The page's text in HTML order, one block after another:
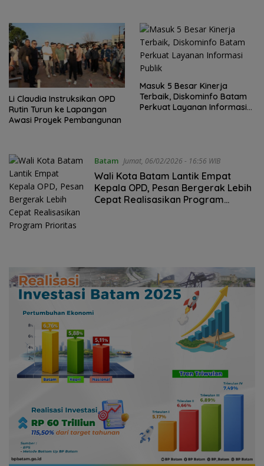
Li Claudia Instruksikan OPD
Rutin Turun ke Lapangan
Awasi Proyek Pembangunan
Masuk 5 Besar Kinerja
Terbaik, Diskominfo Batam
Perkuat Layanan Informasi
Batam Jumat, 06/02/2026 - 16:56 WIB
Wali Kota Batam Lantik Empat
Kepala OPD, Pesan Bergerak Lebih
Cepat Realisasikan Program